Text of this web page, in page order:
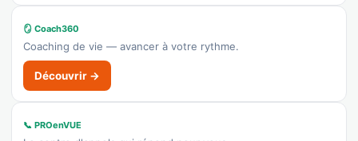
🪞 Coach360
Coaching de vie — avancer à votre rythme.
Découvrir →
📞 PROenVUE